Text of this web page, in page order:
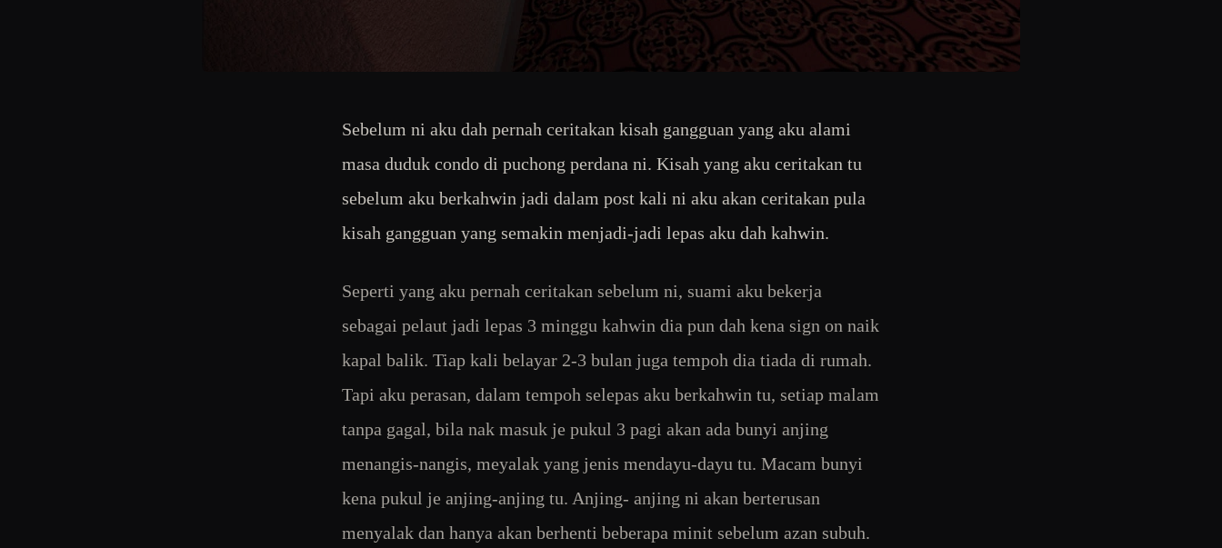
Sebelum ni aku dah pernah ceritakan kisah gangguan yang aku alami
masa duduk condo di puchong perdana ni. Kisah yang aku ceritakan tu
sebelum aku berkahwin jadi dalam post kali ni aku akan ceritakan pula
kisah gangguan yang semakin menjadi-jadi lepas aku dah kahwin.
Seperti yang aku pernah ceritakan sebelum ni, suami aku bekerja
sebagai pelaut jadi lepas 3 minggu kahwin dia pun dah kena sign on naik
kapal balik. Tiap kali belayar 2-3 bulan juga tempoh dia tiada di rumah.
Tapi aku perasan, dalam tempoh selepas aku berkahwin tu, setiap malam
tanpa gagal, bila nak masuk je pukul 3 pagi akan ada bunyi anjing
menangis-nangis, meyalak yang jenis mendayu-dayu tu. Macam bunyi
kena pukul je anjing-anjing tu. Anjing- anjing ni akan berterusan
menyalak dan hanya akan berhenti beberapa minit sebelum azan subuh.